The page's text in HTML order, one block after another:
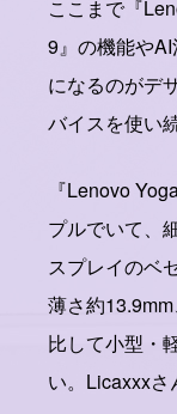
ここまで『
9』の機能や
になるのがデ
バイスを使い
『Lenovo
プルでいて、
スプレイのベ
薄さ約
比して小型・
い。Licaxxxさ